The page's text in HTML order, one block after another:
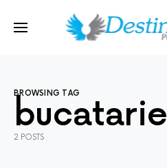
BROWSING TAG
bucatarie
2 POSTS